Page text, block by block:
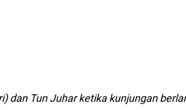
dan Tun Juhar ketika kunjungan